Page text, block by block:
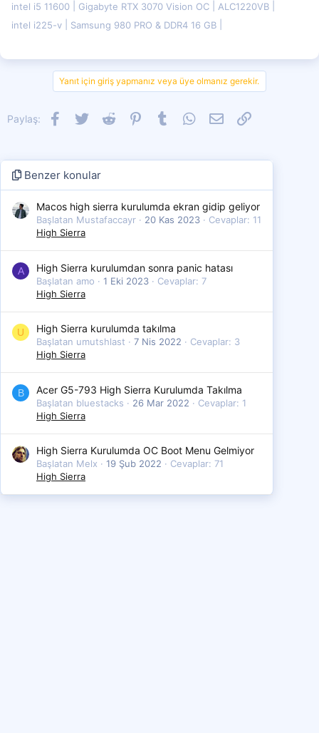
intel i5 11600
Gigabyte RTX 3070 Vision OC
ALC1220VB
intel i225-v
Samsung 980 PRO & DDR4 16 GB
Yanıt için giriş yapmanız veya üye olmanız gerekir.
Paylaş: Facebook
Twitter Reddit PinterestTumblr WhatsApp
E-postaLink
Benzer konular
Macos high sierra kurulumda ekran gidip geliyor
Başlatan Mustafaccayr 20 Kas 2023
Cevaplar: 11
High Sierra
A High Sierra kurulumdan sonra panic hatası
Başlatan amo 1 Eki 2023
Cevaplar: 7
High Sierra
U High Sierra kurulumda takılma
Başlatan umutshlast 7 Nis 2022
Cevaplar: 3
High Sierra
B Acer G5-793 High Sierra Kurulumda Takılma
Başlatan bluestacks 26 Mar 2022
Cevaplar: 1
High Sierra
High Sierra Kurulumda OC Boot Menu Gelmiyor
Başlatan Melx 19 Şub 2022
Cevaplar: 71
High Sierra